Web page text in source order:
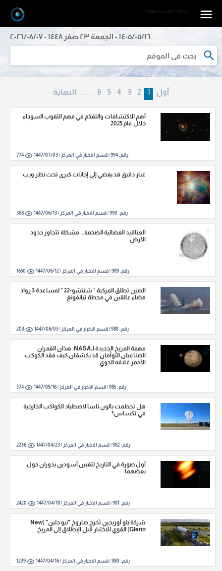
١٤٠٥/٠٥/١٦ - الجمعة ٢٣ صفر ١٤٤٨ - ٢٠٢٦/٠٨/٠٧
مرکز البحوث و الدراسات الفلکیة
أول 1
2
3
4
5
6
. . . النهایة
أهم الاكتشافات والتقدّم في فهم الثقوب السوداء
خلال عام 2025
رقم:994
|قسم الاخبار في المركز |1447/07/03
774
غبار دقيق قد يفضي إلى إجابات كبرى تحت نظر ويب
رقم: 990
|قسم الاخبار في المركز |1447/06/13
368
العناقيد الفضائية الضخمة… مشكلة تتجاوز حدود
الأرض
رقم:989
|قسم الاخبار في المركز |1447/06/12
1650
الصين تطلق المركبة " شنتشو-22 " لمساعدة 3 رواد
فضاء عالقين في محطة تيانقونغ
رقم:988
|قسم الاخبار في المركز |1447/06/03
203
مهمة المريخ الجديدة لـNASA: هذان القمران
الصناعيان التوأمان قد يكشفان كيف فقد الكوكب
الأحمر غلافه الجوي
رقم:985
|قسم الاخبار في المركز |1447/05/16
374
هل تحطمت بالون ناسا لاصطياد الكواكب الخارجية
في تكساس؟
رقم:982
|قسم الاخبار في المركز |1447/04/23
2236
أول صورة في التاريخ لثقبين أسودين يدوران حول
بعضهما
رقم: 981
|قسم الاخبار في المركز |1447/04/18
2420
شركة بلو أوريجين تُخرج صاروخ "نيو جلين" (New
Glenn) القوي للاختبار قبل الإطلاق إلى المريخ
رقم: 980
|قسم الاخبار في المركز |1447/04/16
1239